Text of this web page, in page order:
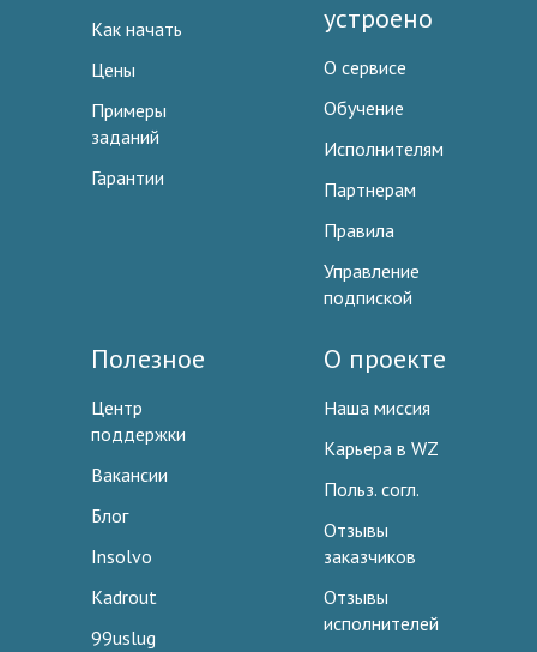
Как начать
Цены
Примеры
заданий
Гарантии
устроено
О сервисе
Обучение
Исполнителям
Партнерам
Правила
Управление
подпиской
Полезное
Центр
поддержки
Вакансии
Блог
Insolvo
Kadrout
99uslug
О проекте
Наша миссия
Карьера в WZ
Польз. согл.
Отзывы
заказчиков
Отзывы
исполнителей